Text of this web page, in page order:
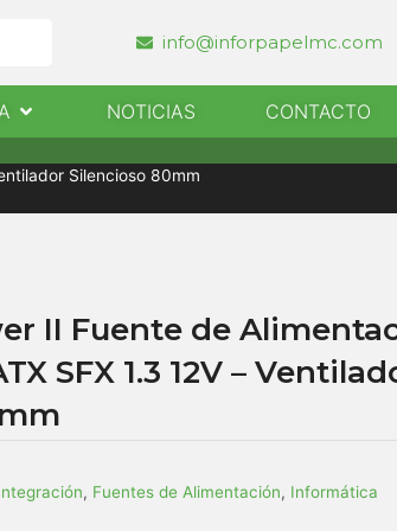
info@inforpapelmc.com
Abrir InformaticaNOTICIAS CONTACTO
Silencioso 80mm
II Fuente de
SFX 1.3 12V –
, Fuentes de Alimentación, Informática